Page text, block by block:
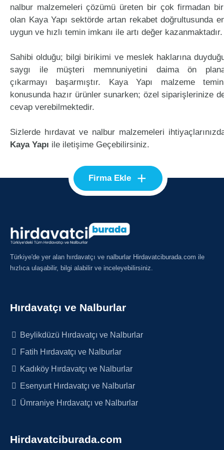
nalbur malzemeleri çözümü üreten bir çok firmadan
olan Kaya Yapı sektörde artan rekabet doğrultusunda
uygun ve hızlı temin imkanı ile artı değer kazanmaktadır.
Sahibi olduğu; bilgi birikimi ve meslek haklarına
saygı ile müşteri memnuniyetini daima ön
çıkarmayı başarmıştır. Kaya Yapı malzeme
konusunda hazır ürünler sunarken; özel siparişlerinize
cevap verebilmektedir.
Sizlerde hırdavat ve nalbur malzemeleri
Kaya Yapı ile iletişime Geçebilirsiniz.
Firma Ekle +
Türkiye'de yer alan hırdavatçı ve nalburlar Hirdavatciburada.com ile
hızlıca ulaşabilir, bilgi alabilir ve inceleyebilirsiniz.
Hırdavatçı ve Nalburlar
Beylikdüzü Hırdavatçı ve Nalburlar
Fatih Hırdavatçı ve Nalburlar
Kadıköy Hırdavatçı ve Nalburlar
Esenyurt Hırdavatçı ve Nalburlar
Ümraniye Hırdavatçı ve Nalburlar
Hirdavatciburada.com